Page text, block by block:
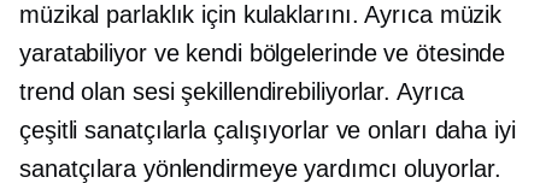
müzikal parlaklık için kulaklarını. Ayrıca müzik
yaratabiliyor ve kendi bölgelerinde ve ötesinde
trend olan sesi şekillendirebiliyorlar. Ayrıca
çeşitli sanatçılarla çalışıyorlar ve onları daha iyi
sanatçılara yönlendirmeye yardımcı oluyorlar.